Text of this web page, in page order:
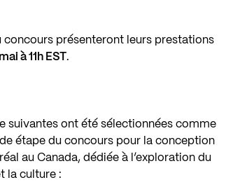
concours présenteront leurs prestations
à 11h EST.
suivantes ont été sélectionnées comme
étape du concours pour la conception
au Canada, dédiée à l’exploration du
la culture :